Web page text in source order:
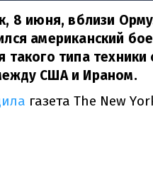
8 июня, вблизи
американский
такого типа
США и Ираном.
газета The New